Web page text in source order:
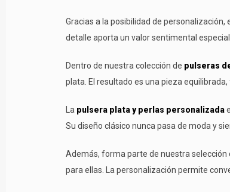
Gracias a la posibilidad de
detalle aporta un valor sentimental
Dentro de nuestra colección de pulseras
plata. El resultado es una pieza
La pulsera plata y perlas personalizada
Su diseño clásico nunca pasa de moda y
Además, forma parte de nuestra selección
para ellas. La personalización permite